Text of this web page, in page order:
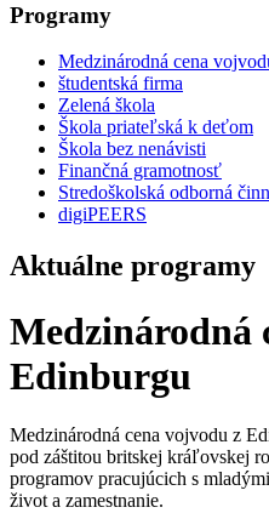
Programy
Medzinárodná cena
študentská firma
Zelená škola
Škola priateľská k deťom
Škola bez nenávisti
Finančná gramotnosť
Stredoškolská odborná
digiPEERS
Aktuálne programy
Medzinárodná
Edinburgu
Medzinárodná cena vojvodu z
pod záštitou britskej kráľovskej
programov pracujúcich s
život a zamestnanie.